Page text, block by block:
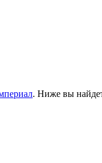
. Ниже вы